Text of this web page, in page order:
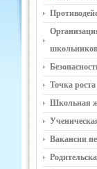
школьников
Точка роста
Школьная
Вакансии